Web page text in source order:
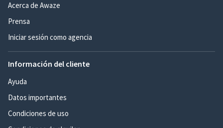
Acerca de Awaze
Prensa
Iniciar sesión como agencia
Información del cliente
Ayuda
Datos importantes
Condiciones de uso